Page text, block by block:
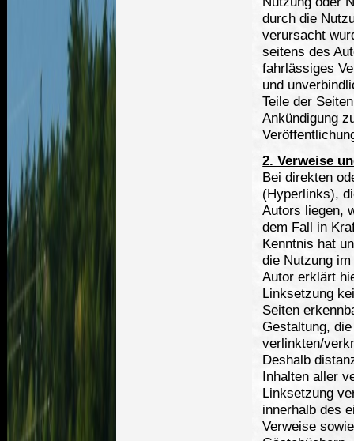
durch die
verursacht
seitens des
fahrlässiges
und
Teile der
Ankündigung
2. Verweise
Bei direkten
(Hyperlinks),
Autors liegen,
dem Fall in
Kenntnis hat
die Nutzung
Autor erklärt
Linksetzung
Seiten
Gestaltung,
verlinkten/
Deshalb
Inhalten aller
Linksetzung
innerhalb des
Verweise